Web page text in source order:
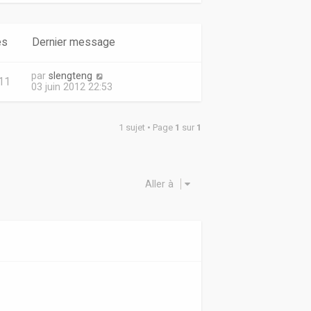
Dernier message
par slengteng
03 juin 2012 22:53
1 sujet • Page 1 sur 1
Aller à